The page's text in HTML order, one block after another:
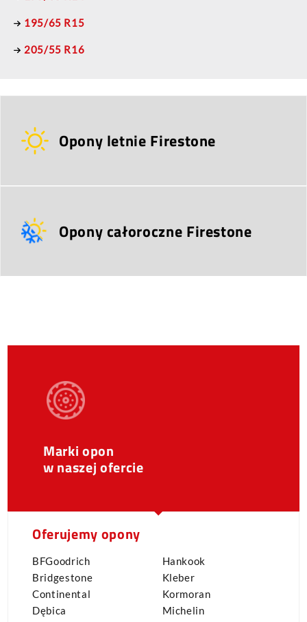
195/65 R15
205/55 R16
Opony letnie Firestone
Opony całoroczne Firestone
Marki opon
w naszej ofercie
Oferujemy opony
BFGoodrich
Bridgestone
Continental
Dębica
Hankook
Kleber
Kormoran
Michelin